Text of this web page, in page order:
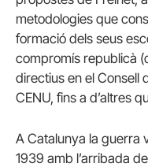
metodologies que
formació dels seus
compromís republicà
directius en el Consell
CENU, fins a d’altres
A Catalunya la guerra
1939 amb l’arribada